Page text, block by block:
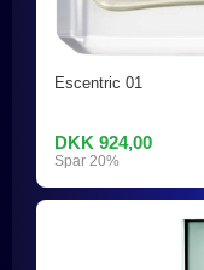
Escentric 01
DKK 924,00
Spar 20%